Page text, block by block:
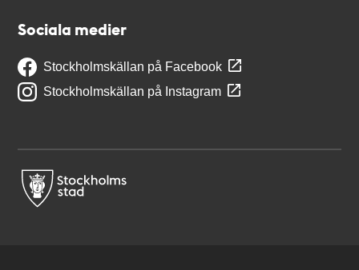
Sociala medier
Stockholmskällan på Facebook
Stockholmskällan på Instagram